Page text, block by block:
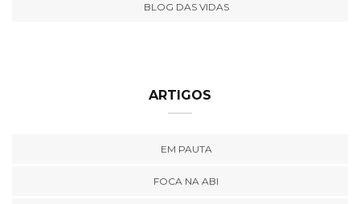
BLOG DAS VIDAS
ARTIGOS
EM PAUTA
FOCA NA ABI